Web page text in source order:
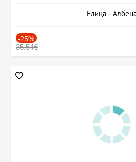
Елица - Албена
-25%
35.54€